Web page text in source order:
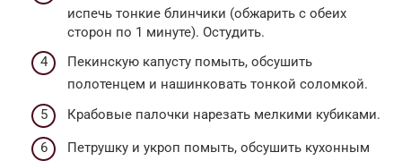
испечь тонкие блинчики (обжарить с обеих
сторон по 1 минуте). Остудить.
Пекинскую капусту помыть, обсушить
полотенцем и нашинковать тонкой соломкой.
Крабовые палочки нарезать мелкими кубиками.
Петрушку и укроп помыть, обсушить кухонным